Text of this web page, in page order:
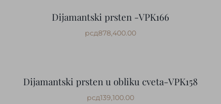
Dijamantski prsten -VPK166
рсд878,400.00
Dijamantski prsten u obliku cveta-VPK158
рсд139,100.00